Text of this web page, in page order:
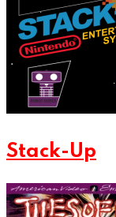
Stack-Up